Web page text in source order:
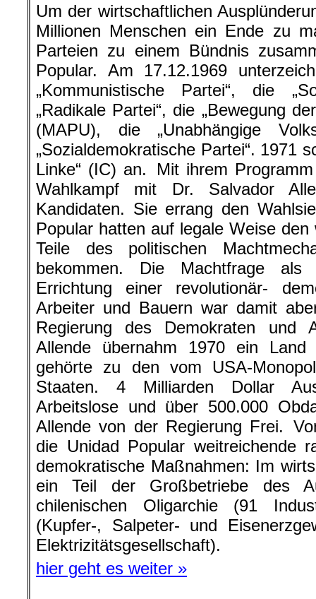
Um der wirtschaftlichen
Millionen Menschen ein Ende zu
Parteien zu einem Bündnis
Popular. Am 17.12.1969
„Kommunistische Partei“, die
„Radikale Partei“, die „Bewegung
(MAPU), die „Unabhängige
„Sozialdemokratische Partei“. 1971
Linke“ (IC) an. Mit ihrem
Wahlkampf mit Dr. Salvador
Kandidaten. Sie errang den
Popular hatten auf legale Weise
Teile des politischen
bekommen. Die Machtfrage
Errichtung einer revolutionär-
Arbeiter und Bauern war damit
Regierung des Demokraten und
Allende übernahm 1970 ein
gehörte zu den vom USA-
Staaten. 4 Milliarden Dollar
Arbeitslose und über 500.000
Allende von der Regierung Frei.
die Unidad Popular weitreichende
demokratische Maßnahmen: Im
ein Teil der Großbetriebe des
chilenischen Oligarchie (91
(Kupfer-, Salpeter- und
Elektrizitätsgesellschaft).
hier geht es weiter »